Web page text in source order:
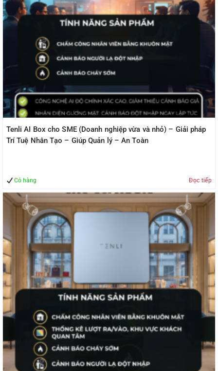
Tenli AI Box cho SME (Doanh nghiệp vừa và nhỏ) – Giải pháp
Trí Tuệ Nhân Tạo – Giúp Quản lý – An Toàn
Có hàng Đọc tiếp